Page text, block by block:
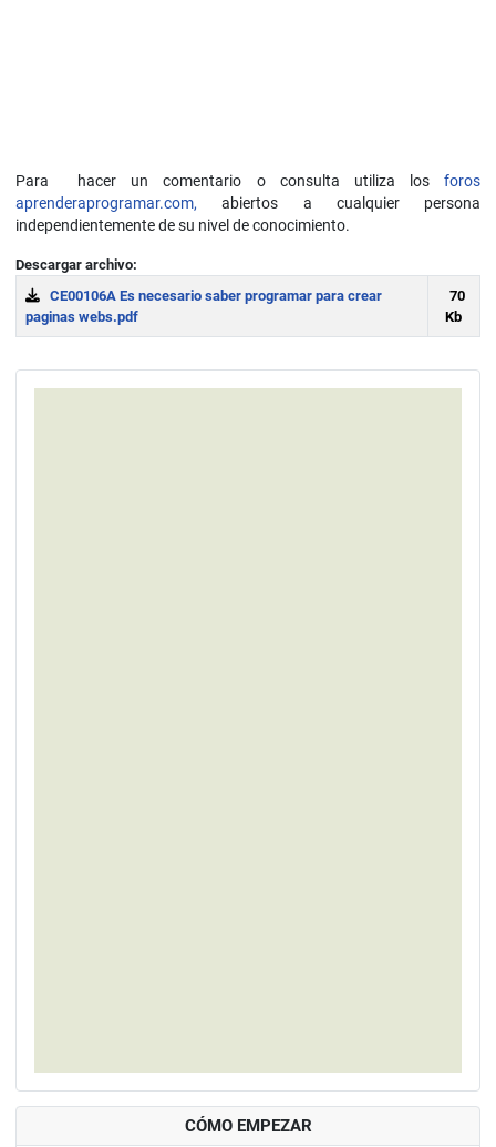
Para hacer un comentario o consulta utiliza losforos
aprenderaprogramar.com, abiertos a cualquier persona
independientemente de su nivel de conocimiento.
Descargar archivo:
CE00106A Es necesario saber programar para crear
paginas webs.pdf
70
Kb
CÓMO EMPEZAR